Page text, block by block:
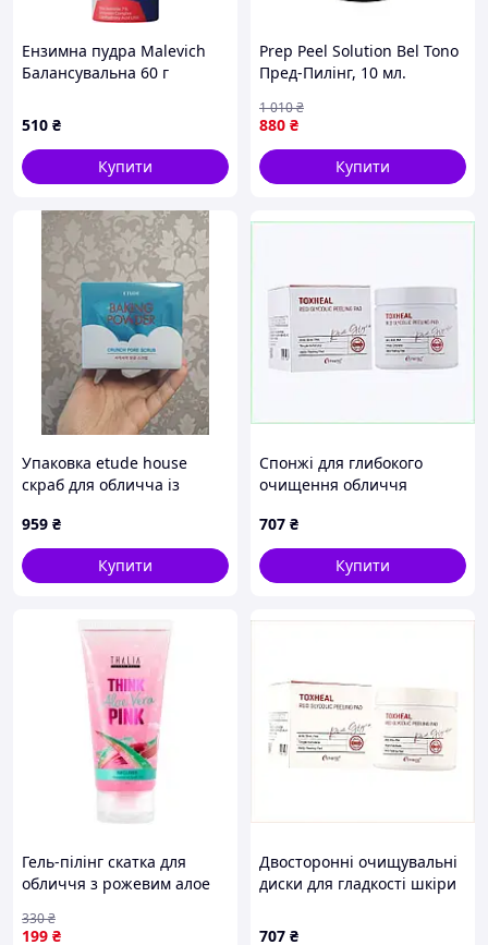
Ензимна пудра Malevich
Балансувальна 60 г
510 ₴
Купити
Prep Peel Solution Bel Tono
Пред-Пилінг, 10 мл.
880 ₴
1 010₴
Купити
Упаковка etude house
скраб для обличча із
959 ₴
Купити
Спонжі для глибокого
очищення обличчя
834T6C8E97
707 ₴
Купити
Гель-пілінг скатка для
обличчя з рожевим алое
200 мл
199 ₴
330₴
Двосторонні очищувальні
диски для гладкості шкіри
707 ₴